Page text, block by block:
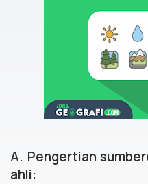
A. Pengertian
ahli: